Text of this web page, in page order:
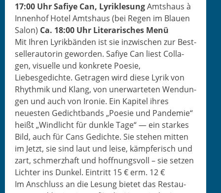
17:00 Uhr Safiye Can, Lyrik­le­sungAmt­shaus à
Innen­hof Hotel Amt­shaus (bei Regen im Blauen
Salon) Ca. 18:00 Uhr Lit­er­arisches Menü
Mit Ihren Lyrik­bän­den ist sie inzwis­chen zur Best­
seller­autorin gewor­den. Safiye Can liest Col­la­
gen, visuelle und konkrete Poe­sie,
Liebesgedichte. Getra­gen wird diese Lyrik von
Rhyth­mik und Klang, von uner­warteten Wen­dun­
gen und auch von Ironie. Ein Kapi­tel ihres
neuesten Gedicht­bands „Poe­sie und Pan­demie“
heißt „Windlicht für dun­kle Tage“ — ein starkes
Bild, auch für Cans Gedichte. Sie ste­hen mit­ten
im Jet­zt, sie sind laut und leise, kämpferisch und
zart, schmerzhaft und hoff­nungsvoll – sie set­zen
Lichter ins Dunkel. Ein­tritt 15 € erm. 12 €
Im Anschluss an die Lesung bietet das Restau­